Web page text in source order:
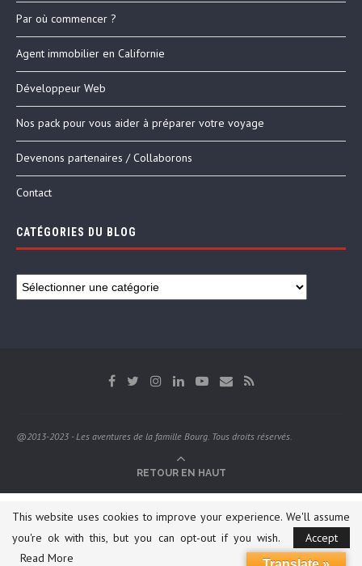
Par où commencer ?
Agent immobilier en Californie
Développeur Web
Nos pack pour vous aider à préparer votre voyage
Devenons partenaires / Collaborons
Contact
CATÉGORIES DU BLOG
@2013-2023 - Les aventures de la famille Bourg. Tous droits réservés.
RETOUR EN HAUT
This website uses cookies to improve your experience. We'll assume
you're ok with this, but you can opt-out if you wish.
Accept
Read More